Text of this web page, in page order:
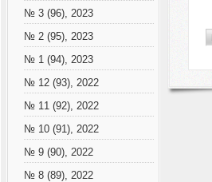
№ 3 (96), 2023
№ 2 (95), 2023
№ 1 (94), 2023
№ 12 (93), 2022
№ 11 (92), 2022
№ 10 (91), 2022
№ 9 (90), 2022
№ 8 (89), 2022